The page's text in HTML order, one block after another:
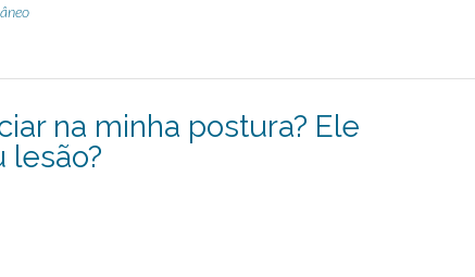
na minha postura? Ele
lesão?